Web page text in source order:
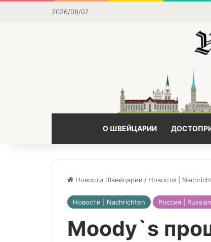
2026/08/07
О ШВЕЙЦАРИИ
Новости Швейцарии / Новости |
Новости | Nachrichten Россия |
Moody`s